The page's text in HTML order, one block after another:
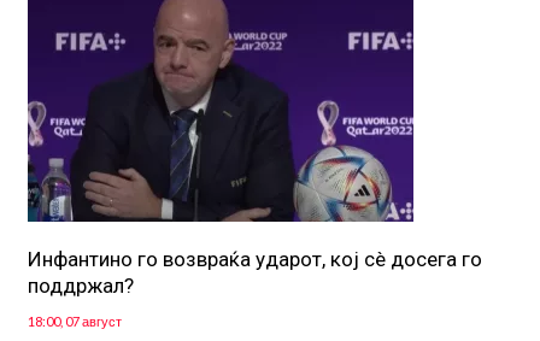
Инфантино го возвраќа ударот, кој сè досега го
поддржал?
18:00, 07 август